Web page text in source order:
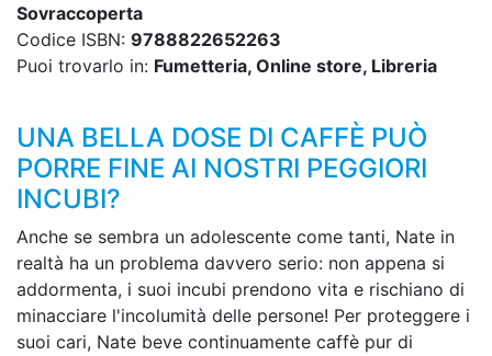
Sovraccoperta
Codice ISBN: 9788822652263
Puoi trovarlo in: Fumetteria, Online store, Libreria
UNA BELLA DOSE DI CAFFÈ PUÒ
PORRE FINE AI NOSTRI PEGGIORI
INCUBI?
Anche se sembra un adolescente come tanti, Nate in
realtà ha un problema davvero serio: non appena si
addormenta, i suoi incubi prendono vita e rischiano di
minacciare l'incolumità delle persone! Per proteggere i
suoi cari, Nate beve continuamente caffè pur di